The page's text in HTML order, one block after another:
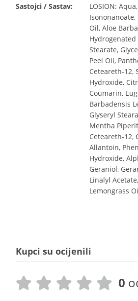
Sastojci / Sastav:
LOSION:
Oil, Aloe
Stearate,
Peel Oil,
Ceteareth-12,
Hydroxide,
Coumarin,
Barbadensis
Glyseryl
Mentha
Ceteareth-12,
Allantoin,
Hydroxide,
Geraniol,
Linalyl
Lemongrass
Kupci su ocijenili
0